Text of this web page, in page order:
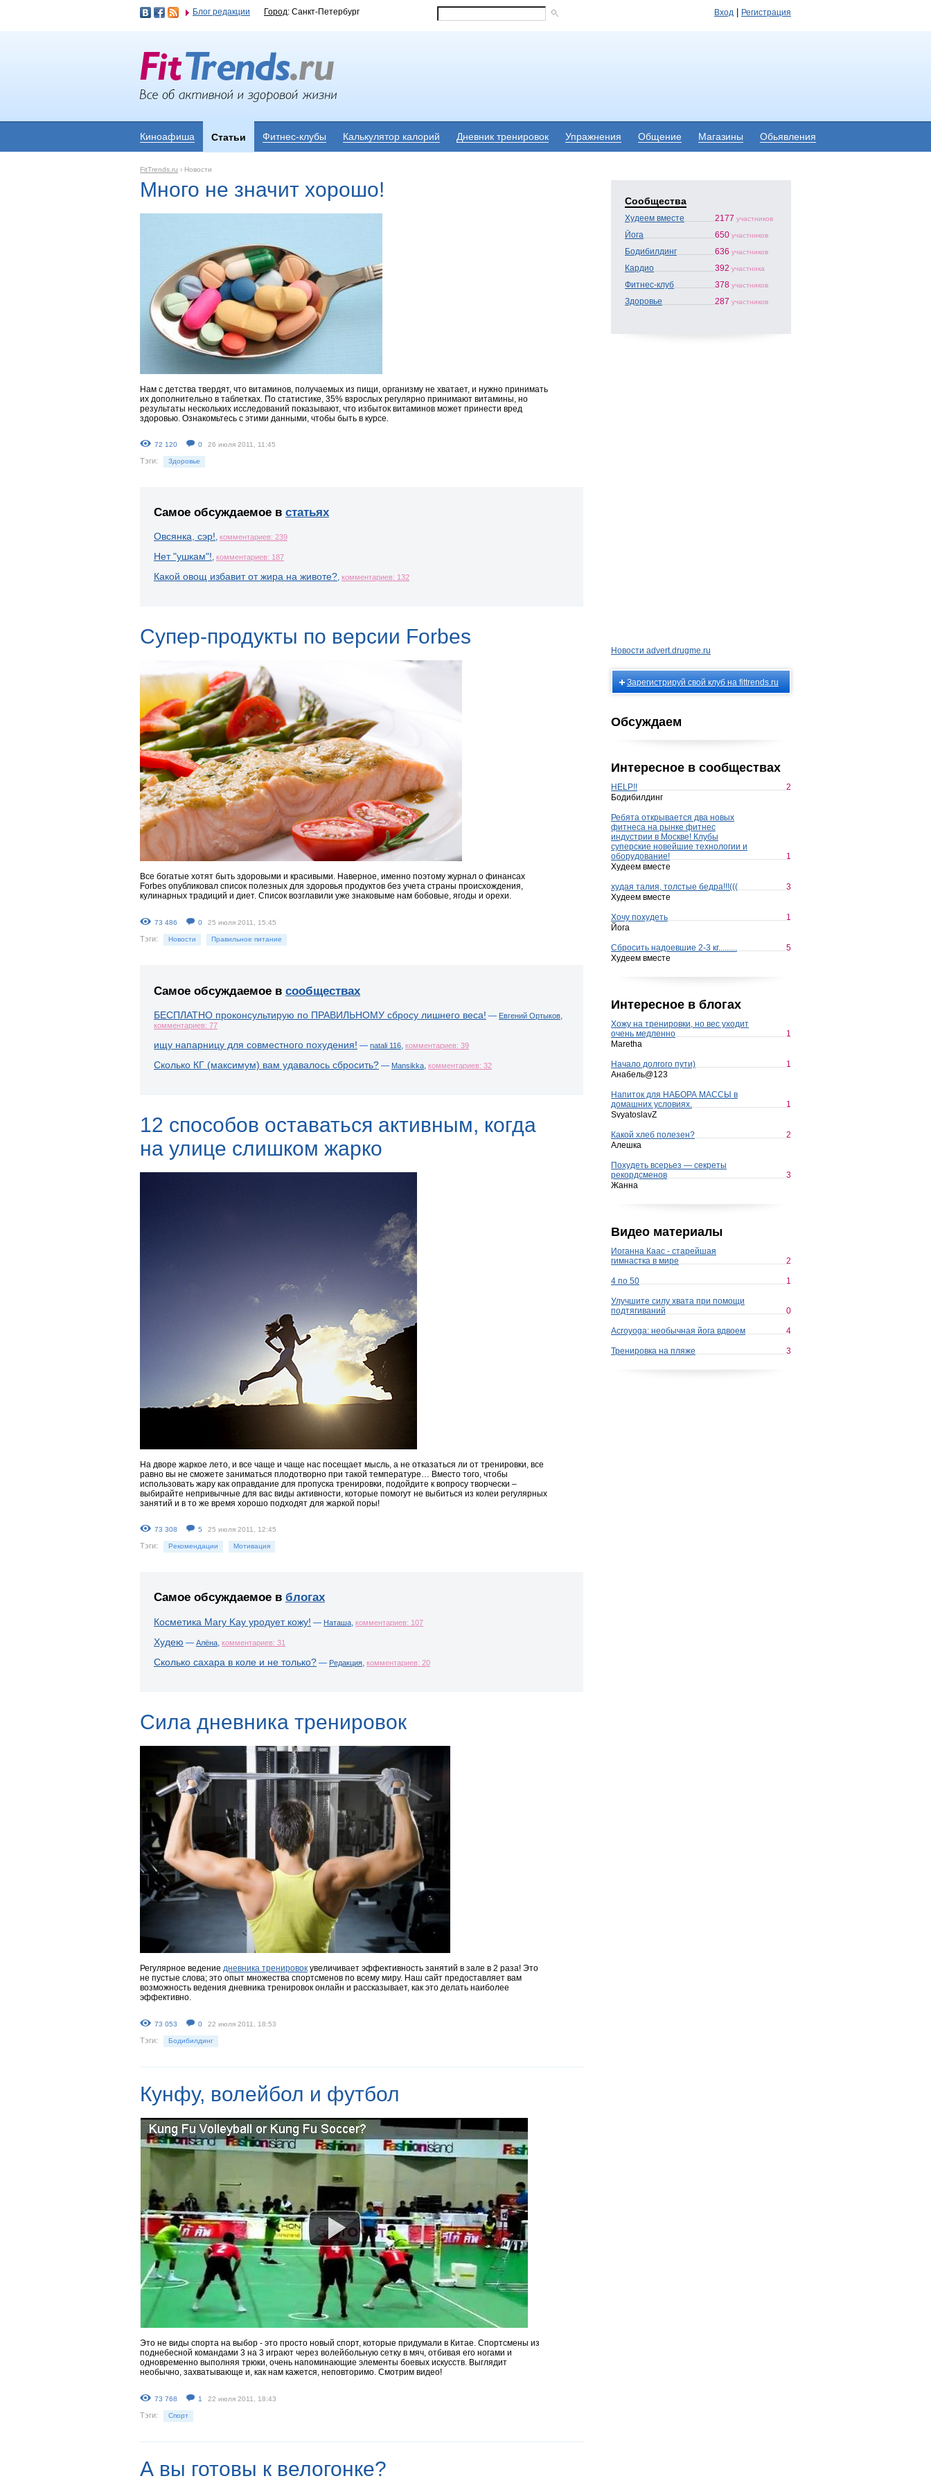
Блог редакции Город: Санкт-Петербург Вход Регистрация
Киноафиша Статьи Фитнес-клубы Калькулятор калорий Дневник тренировок Упражнения Общение Магазины Обьявления
FitTrends.ru › Новости
Много не значит хорошо!
Нам с детства твердят, что витаминов, получаемых из пищи, организму не хватает, и нужно принимать
их дополнительно в таблетках. По статистике, 35% взрослых регулярно принимают витамины, но
результаты нескольких исследований показывают, что избыток витаминов может принести вред
здоровью. Ознакомьтесь с этими данными, чтобы быть в курсе.
72 120 0 26 июля 2011, 11:45
Тэги: Здоровье
Самое обсуждаемое в статьях
Овсянка, сэр!, комментариев: 239
Нет "ушкам"!, комментариев: 187
Какой овощ избавит от жира на животе?, комментариев: 132
Супер-продукты по версии Forbes
Все богатые хотят быть здоровыми и красивыми. Наверное, именно поэтому журнал о финансах
Forbes опубликовал список полезных для здоровья продуктов без учета страны происхождения,
кулинарных традиций и диет. Список возглавили уже знаковыме нам бобовые, ягоды и орехи.
73 486 0 25 июля 2011, 15:45
Тэги: Новости Правильное питание
Самое обсуждаемое в сообществах
БЕСПЛАТНО проконсультирую по ПРАВИЛЬНОМУ сбросу лишнего веса! — Евгений Ортыков,
комментариев: 77
ищу напарницу для совместного похудения! — natali 116, комментариев: 39
Сколько КГ (максимум) вам удавалось сбросить? — Mansikka, комментариев: 32
12 способов оставаться активным, когда
на улице слишком жарко
На дворе жаркое лето, и все чаще и чаще нас посещает мысль, а не отказаться ли от тренировки, все
равно вы не сможете заниматься плодотворно при такой температуре… Вместо того, чтобы
использовать жару как оправдание для пропуска тренировки, подойдите к вопросу творчески –
выбирайте непривычные для вас виды активности, которые помогут не выбиться из колеи регулярных
занятий и в то же время хорошо подходят для жаркой поры!
73 308 5 25 июля 2011, 12:45
Тэги: Рекомендации Мотивация
Самое обсуждаемое в блогах
Косметика Mary Kay уродует кожу! — Наташа комментариев: 107
Худею — Алёна комментариев: 31
Сколько сахара в коле и не только? — Редакция комментариев: 20
Сила дневника тренировок
Регулярное ведение дневника тренировок увеличивает эффективность занятий в зале в 2 раза! Это
не пустые слова; это опыт множества спортсменов по всему миру. Наш сайт предоставляет вам
возможность ведения дневника тренировок онлайн и рассказывает, как это делать наиболее
эффективно.
73 053 0 22 июля 2011, 18:53
Тэги: Бодибилдинг
Кунфу, волейбол и футбол
Это не виды спорта на выбор - это просто новый спорт, которые придумали в Китае. Спортсмены из
поднебесной командами 3 на 3 играют через волейбольную сетку в мяч, отбивая его ногами и
одновременно выполняя трюки, очень напоминающие элементы боевых искусств. Выглядит
необычно, захватывающе и, как нам кажется, неповторимо. Смотрим видео!
73 768 1 22 июля 2011, 18:43
Тэги: Спорт
А вы готовы к велогонке?
Сообщества
Худеем вместе 2177 участников
Йога 650 участников
Бодибилдинг 636 участников
Кардио 392 участника
Фитнес-клуб 378 участников
Здоровье 287 участников
Новости advert.drugme.ru
Зарегистрируй свой клуб на fittrends.ru
Обсуждаем
Интересное в сообществах
HELP!!
2
Бодибилдинг
Ребята открывается два новых
фитнеса на рынке фитнес
индустрии в Москве! Клубы
суперские новейшие технологии и
оборудование!
1
Худеем вместе
худая талия, толстые бедра!!!(((
3
Худеем вместе
Хочу похудеть
1
Йога
Сбросить надоевшие 2-3 кг.........
5
Худеем вместе
Интересное в блогах
Хожу на тренировки, но вес уходит
очень медленно
1
Maretha
Начало долгого пути)
1
Анабель@123
Напиток для НАБОРА МАССЫ в
домашних условиях.
1
SvyatoslavZ
Какой хлеб полезен?
2
Алешка
Похудеть всерьез — секреты
рекордсменов
3
Жанна
Видео материалы
Иоганна Каас - старейшая
гимнастка в мире
2
4 по 50 1
Улучшите силу хвата при помощи
подтягиваний
0
Acroyoga: необычная йога вдвоем 4
Тренировка на пляже 3